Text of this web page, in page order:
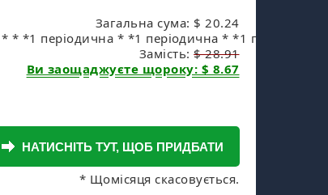
Загальна сума: $ 20.24
* *1 періодична * *1 періодична * *1
Замість:$ 28.91
Ви заощаджуєте щороку: $ 8.67
* Щомісяця скасовується.